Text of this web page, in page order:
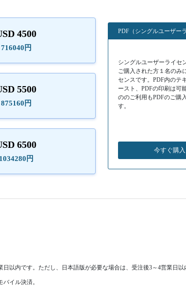
4500
716040円
5500
875160円
6500
1034280円
PDF（シングルユーザー
シングルユーザーライセ
ご購入された方１名のみ
センスです。PDF内のテ
ースト、PDFの印刷は可
ののご利用もPDFのご購
す。
今すぐ購入
以内です。ただし、日本語版が必要な場合は、受注後3～4営業日以
イル決済。